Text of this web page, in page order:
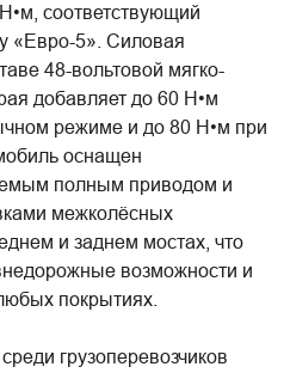
соответствующий
«Евро-5». Силовая
48-вольтовой мягко-
добавляет до 60 Н•м
режиме и до 80 Н•м при
оснащен
полным приводом и
межколёсных
и заднем мостах, что
возможности и
покрытиях.
грузоперевозчиков